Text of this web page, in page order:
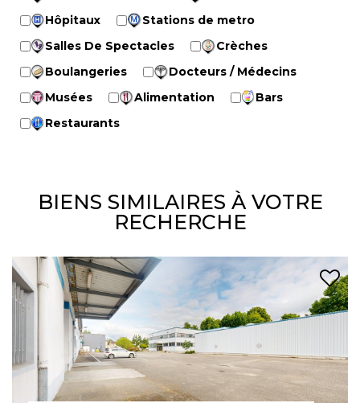
Hôpitaux
Stations de metro
Salles De Spectacles
Crèches
Boulangeries
Docteurs / Médecins
Musées
Alimentation
Bars
Restaurants
BIENS SIMILAIRES À VOTRE
RECHERCHE